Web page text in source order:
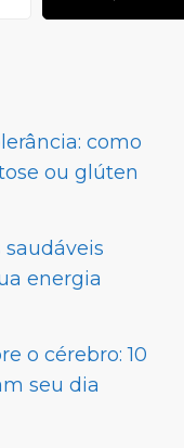
como
ou glúten
energia
o cérebro: 10
seu dia